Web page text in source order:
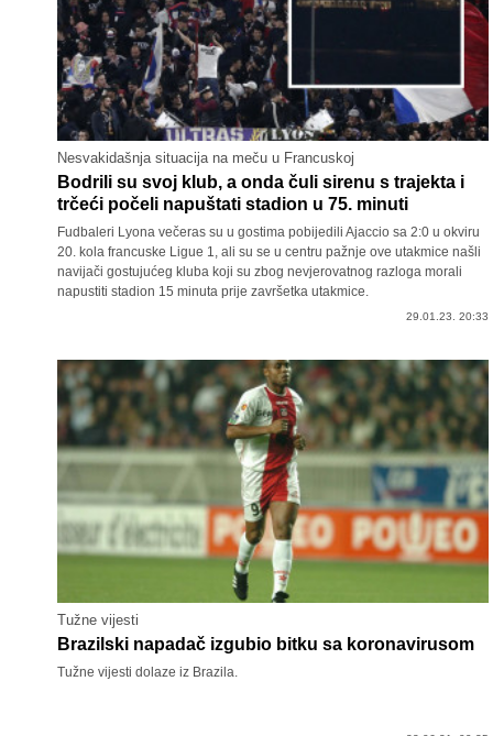
Nesvakidašnja situacija na meču u Francuskoj
Bodrili su svoj klub, a onda čuli sirenu s trajekta i
trčeći počeli napuštati stadion u 75. minuti
Fudbaleri Lyona večeras su u gostima pobijedili Ajaccio sa 2:0 u okviru
20. kola francuske Ligue 1, ali su se u centru pažnje ove utakmice našli
navijači gostujućeg kluba koji su zbog nevjerovatnog razloga morali
napustiti stadion 15 minuta prije završetka utakmice.
29.01.23. 20:33
Tužne vijesti
Brazilski napadač izgubio bitku sa koronavirusom
Tužne vijesti dolaze iz Brazila.